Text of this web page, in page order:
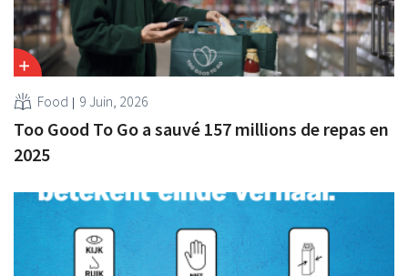
Food 9 Juin, 2026
Too Good To Go a sauvé 157 millions de repas en
2025